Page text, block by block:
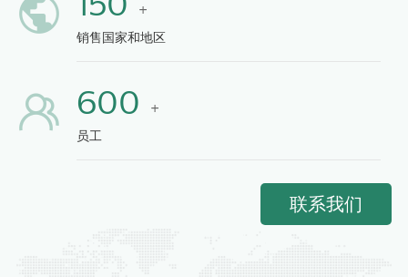
+
销售国家和地区
600 +
员工
联系我们